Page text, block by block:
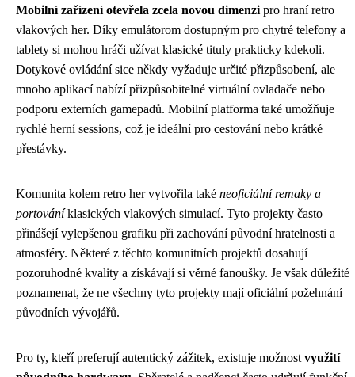
Mobilní zařízení otevřela zcela novou dimenzi pro hraní retro
vlakových her. Díky emulátorom dostupným pro chytré telefony a
tablety si mohou hráči užívat klasické tituly prakticky kdekoli.
Dotykové ovládání sice někdy vyžaduje určité přizpůsobení, ale
mnoho aplikací nabízí přizpůsobitelné virtuální ovladače nebo
podporu externích gamepadů. Mobilní platforma také umožňuje
rychlé herní sessions, což je ideální pro cestování nebo krátké
přestávky.
Komunita kolem retro her vytvořila také neoficiální remaky a
portováníklasických vlakových simulací. Tyto projekty často
přinášejí vylepšenou grafiku při zachování původní hratelnosti a
atmosféry. Některé z těchto komunitních projektů dosahují
pozoruhodné kvality a získávají si věrné fanoušky. Je však důležité
poznamenat, že ne všechny tyto projekty mají oficiální požehnání
původních vývojářů.
Pro ty, kteří preferují autentický zážitek, existuje možnost využití